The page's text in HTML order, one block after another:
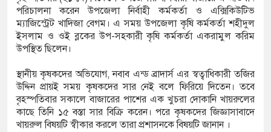
হচ্ছে ‘ফ্যামিলি কার্ড’ কর্মসূচি, চার বছরে অন্তর্ভুক্ত
ক্যারোলাইনায় বন্দুক হামলায় নিহত ৩, একই
জড়িত
পরিচালনা করেন উপজেলা নির্বাহী কর্মকর্তা ও এক্সিকিউটিভ
ম্যাজিস্ট্রেট খাদিজা বেগম। এ সময় উপজেলা কৃষি কর্মকর্তা শহীদুল
ইসলাম ও ওই ব্লকের উপ-সহকারী কৃষি কর্মকর্তা একরামুল করিম
উপস্থিত ছিলেন।
স্থানীয় কৃষকদের অভিযোগ, নবাব এন্ড ব্রাদার্স এর স্বত্বাধিকারী তজির
উদ্দিন প্রায়ই সময় কৃষকদের সার নেই বলে ফিরিয়ে দিতেন। তবে
বৃহস্পতিবার সকালে বাজারের পাশের এক খুচরা দোকানি খায়রুলের
কাছে তিনি ১৫ বস্তা সার বিক্রি করেন। পরে কৃষকদের জিজ্ঞাসাবাদে
খায়রুল বিষয়টি স্বীকার করলে তারা প্রশাসনকে বিষয়টি জানান ।